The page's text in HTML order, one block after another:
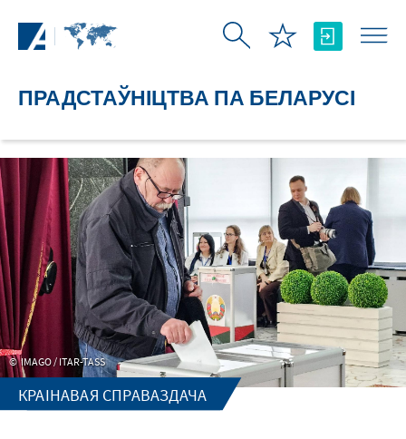
ПРАДСТАЎНІЦТВА ПА БЕЛАРУСІ
IMAGO / ITAR-TASS
КРАІНАВАЯ СПРАВАЗДАЧА